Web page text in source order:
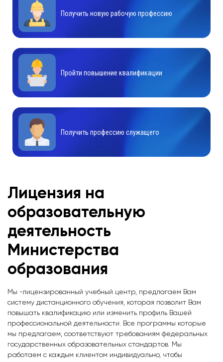
Получить новую рабочую профессию
Пройти повышение квалификации
Получить профессию служащего
Лицензия на
образовательную
деятельность
Министерства
образования
Мы -лицензированный учебный центр, предлагаем Вам
систему дистанционного обучения, которая позволит Вам
повышать квалификацию или изменить профиль Вашей
профессиональной деятельности. Все программы которые
мы предлагаем, соответствуют требованиям федеральных
государственных образовательных стандартов. Мы
работаем с каждым клиентом индивидуально, чтобы